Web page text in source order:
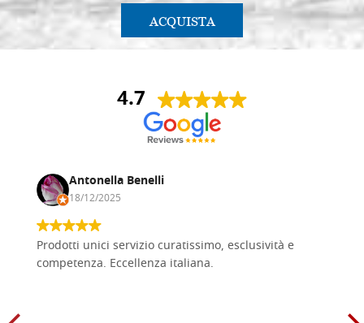
ACQUISTA
4.7
Antonella Benelli
18/12/2025
Prodotti unici servizio curatissimo, esclusività e
competenza. Eccellenza italiana.